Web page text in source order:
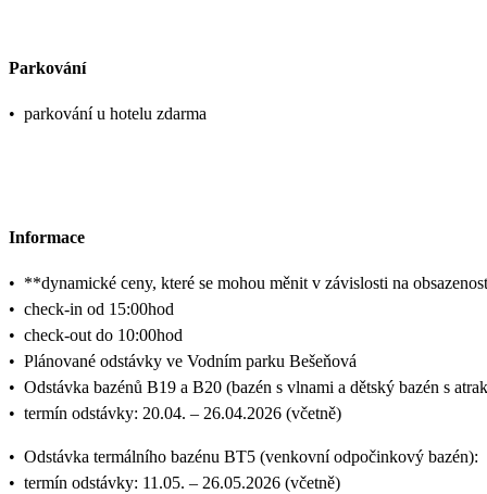
Parkování
• parkování u hotelu zdarma
Informace
• **dynamické ceny, které se mohou měnit v závislosti na
• check-in od 15:00hod
• check-out do 10:00hod
• Plánované odstávky ve Vodním parku Bešeňová
• Odstávka bazénů B19 a B20 (bazén s vlnami a dětský bazén s
• termín odstávky: 20.04. – 26.04.2026 (včetně)
• Odstávka termálního bazénu BT5 (venkovní odpočinkový bazén):
• termín odstávky: 11.05. – 26.05.2026 (včetně)